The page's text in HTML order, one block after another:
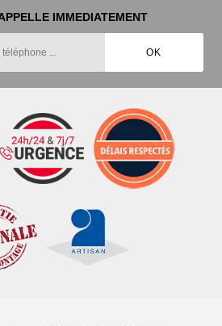
IMMEDIATEMENT